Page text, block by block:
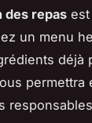
des repas
un menu
déjà
permettra